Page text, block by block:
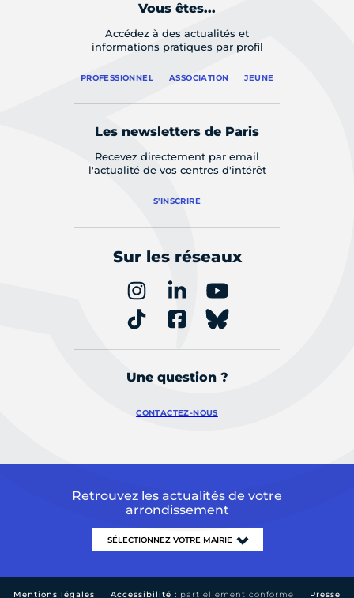
Vous êtes...
Accédez à des actualités et
informations pratiques par profil
PROFESSIONNEL ASSOCIATION JEUNE
Les newsletters de Paris
Recevez directement par email
l'actualité de vos centres d'intérêt
S'INSCRIRE
Sur les réseaux
Une question ?
CONTACTEZ-NOUS
Retrouvez les actualités de votre
arrondissement
Mentions légales Accessibilité : partiellement conforme Presse